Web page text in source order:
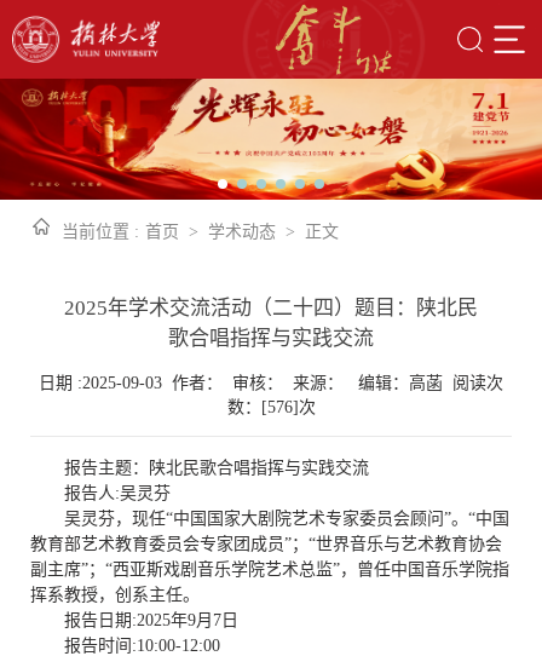
当前位置 : 首页 > 学术动态 > 正文
2025年学术交流活动（二十四）题目：陕北民
歌合唱指挥与实践交流
日期 :2025-09-03 作者： 审核： 来源： 编辑：高菡 阅读次
数：[576]次
报告主题：陕北民歌合唱指挥与实践交流
报告人:吴灵芬
吴灵芬，现任“中国国家大剧院艺术专家委员会顾问”。“中国
教育部艺术教育委员会专家团成员”；“世界音乐与艺术教育协会
副主席”；“西亚斯戏剧音乐学院艺术总监”，曾任中国音乐学院指
挥系教授，创系主任。
报告日期:2025年9月7日
报告时间:10:00-12:00